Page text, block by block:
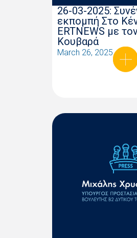
26-03-2025:
εκπομπή Στο
ERTNEWS με
Κουβαρά
March 26, 2025